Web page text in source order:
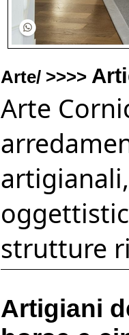
Arte/ >>>>
Arte
strutture
Artigiani